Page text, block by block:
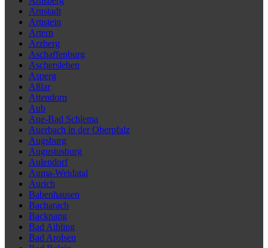
Arnstadt
Arnstein
Artern
Arzberg
Aschaffenburg
Aschersleben
Asperg
Aßlar
Attendorn
Aub
Aue-Bad Schlema
Auerbach in der Oberpfalz
Augsburg
Augustusburg
Aulendorf
Auma-Weidatal
Aurich
Babenhausen
Bacharach
Backnang
Bad Aibling
Bad Arolsen